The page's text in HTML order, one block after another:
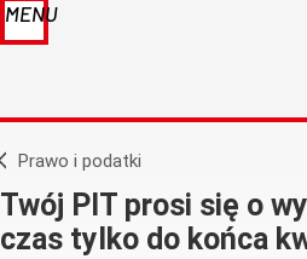
MENU
Prawo i podatki
Twój PIT prosi się o
czas tylko do końca